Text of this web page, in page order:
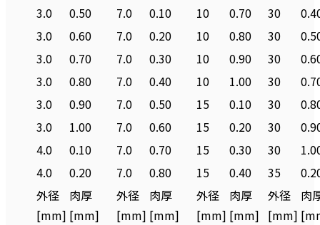
3.0
0.50 7.0 0.10 10 0.70 30
3.0
0.60 7.0 0.20 10 0.80 30
3.0
0.70 7.0 0.30 10 0.90 30
3.0
0.80 7.0 0.40 10 1.00 30
3.0
0.90 7.0 0.50 15 0.10 30
3.0
1.00 7.0 0.60 15 0.20 30
4.0
0.10 7.0 0.70 15 0.30 30
4.0
0.20 7.0 0.80 15 0.40 35
外径
[mm]
肉厚
[mm]
外径
[mm]
肉厚
[mm]
外径
[mm]
肉厚
[mm]
外径
[mm]
肉